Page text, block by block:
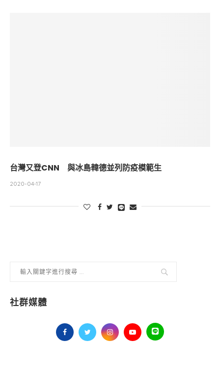
台灣又登CNN 與冰島韓德並列防疫模範生
2020-04-17
社群媒體